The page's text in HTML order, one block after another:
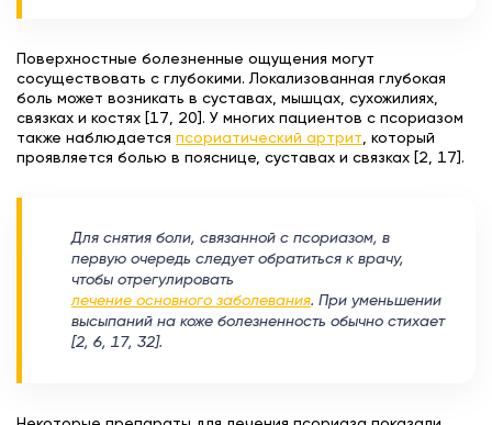
Поверхностные болезненные ощущения могут
сосуществовать с глубокими. Локализованная глубокая
боль может возникать в суставах, мышцах, сухожилиях,
связках и костях [17, 20]. У многих пациентов с псориазом
также наблюдается псориатический артрит , который
проявляется болью в пояснице, суставах и связках [2, 17].
Для снятия боли, связанной с псориазом, в
первую очередь следует обратиться к врачу,
чтобы отрегулировать
лечение основного заболевания. При уменьшении
высыпаний на коже болезненность обычно стихает
[2, 6, 17, 32].